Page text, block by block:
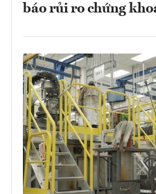
báo rủi ro chứng